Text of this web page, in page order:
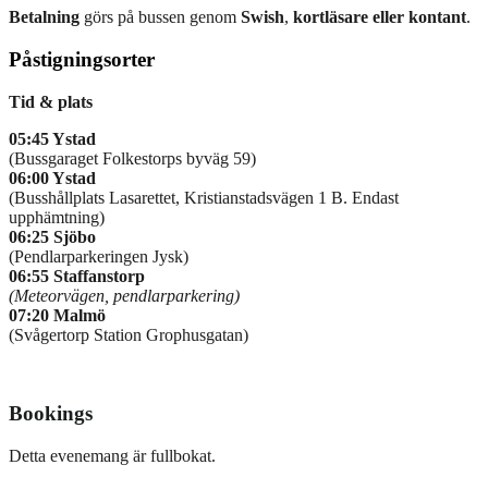
Betalning görs på bussen genom Swish, kortläsare eller kontant.
Påstigningsorter
Tid & plats
05:45 Ystad
(Bussgaraget Folkestorps byväg 59)
06:00 Ystad
(Busshållplats Lasarettet, Kristianstadsvägen 1 B. Endast
upphämtning)
06:25 Sjöbo
(Pendlarparkeringen Jysk)
06:55 Staffanstorp
(Meteorvägen, pendlarparkering)
07:20 Malmö
(Svågertorp Station Grophusgatan)
Bookings
Detta evenemang är fullbokat.